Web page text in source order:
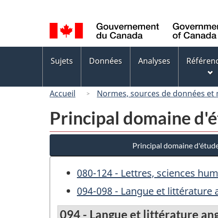
de
la
langue
des
Sujets Données Analyses
Accueil Normes, sources de données et
Principal domaine
Principal domaine
080-124 - Lettres, sciences
094-098 - Langue et littérature
094 - Langue et littérature